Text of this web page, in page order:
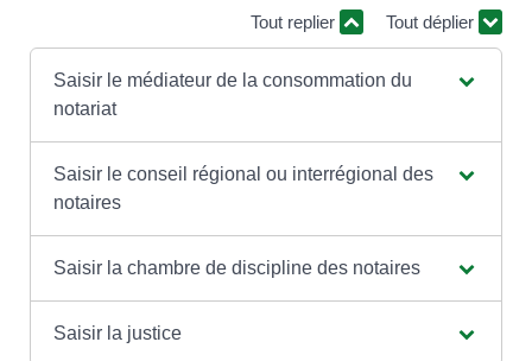
Tout replier
Tout déplier
Saisir le médiateur de la consommation du
notariat
Saisir le conseil régional ou interrégional des
notaires
Saisir la chambre de discipline des notaires
Saisir la justice